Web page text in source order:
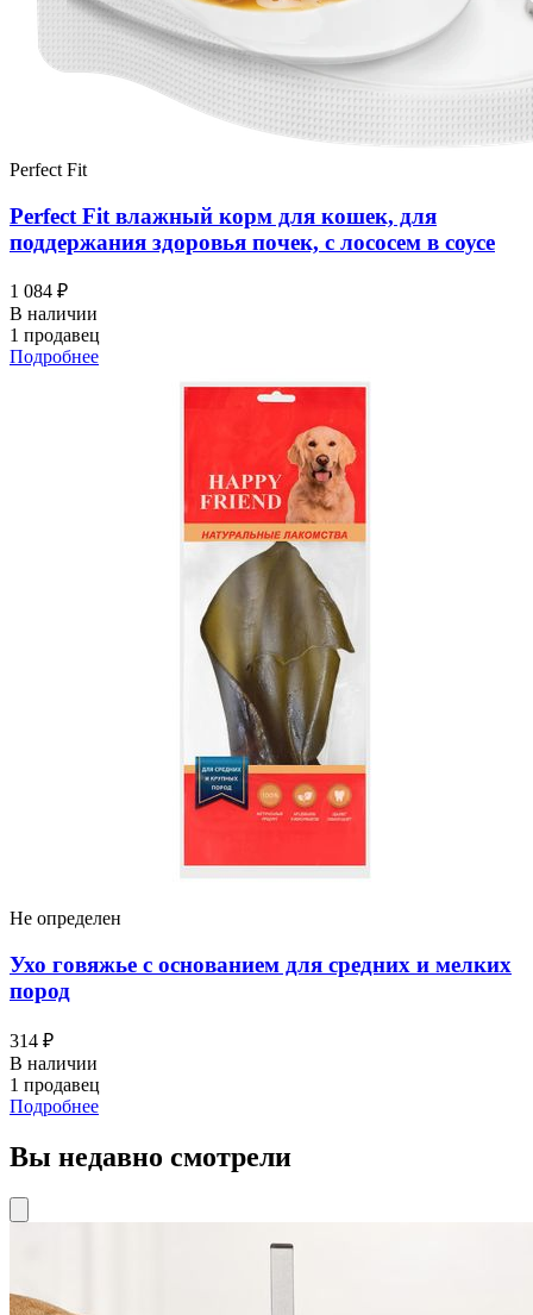
Perfect Fit
Perfect Fit влажный корм для кошек, для
поддержания здоровья почек, с лососем в соусе
1 084 ₽
В наличии
1 продавец
Подробнее
Не определен
Ухо говяжье с основанием для средних и мелких
пород
314 ₽
В наличии
1 продавец
Подробнее
Вы недавно смотрели